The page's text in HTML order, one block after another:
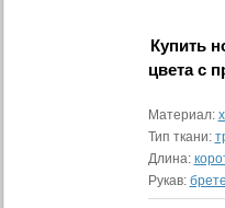
Купить
цвета с
Материал:
Тип ткани:
Длина:
Рукав: